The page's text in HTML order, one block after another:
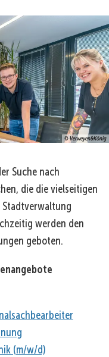
© Verweyen&König
Suche nach
die die vielseitigen
Stadtverwaltung
werden den
geboten.
(m/w/d)